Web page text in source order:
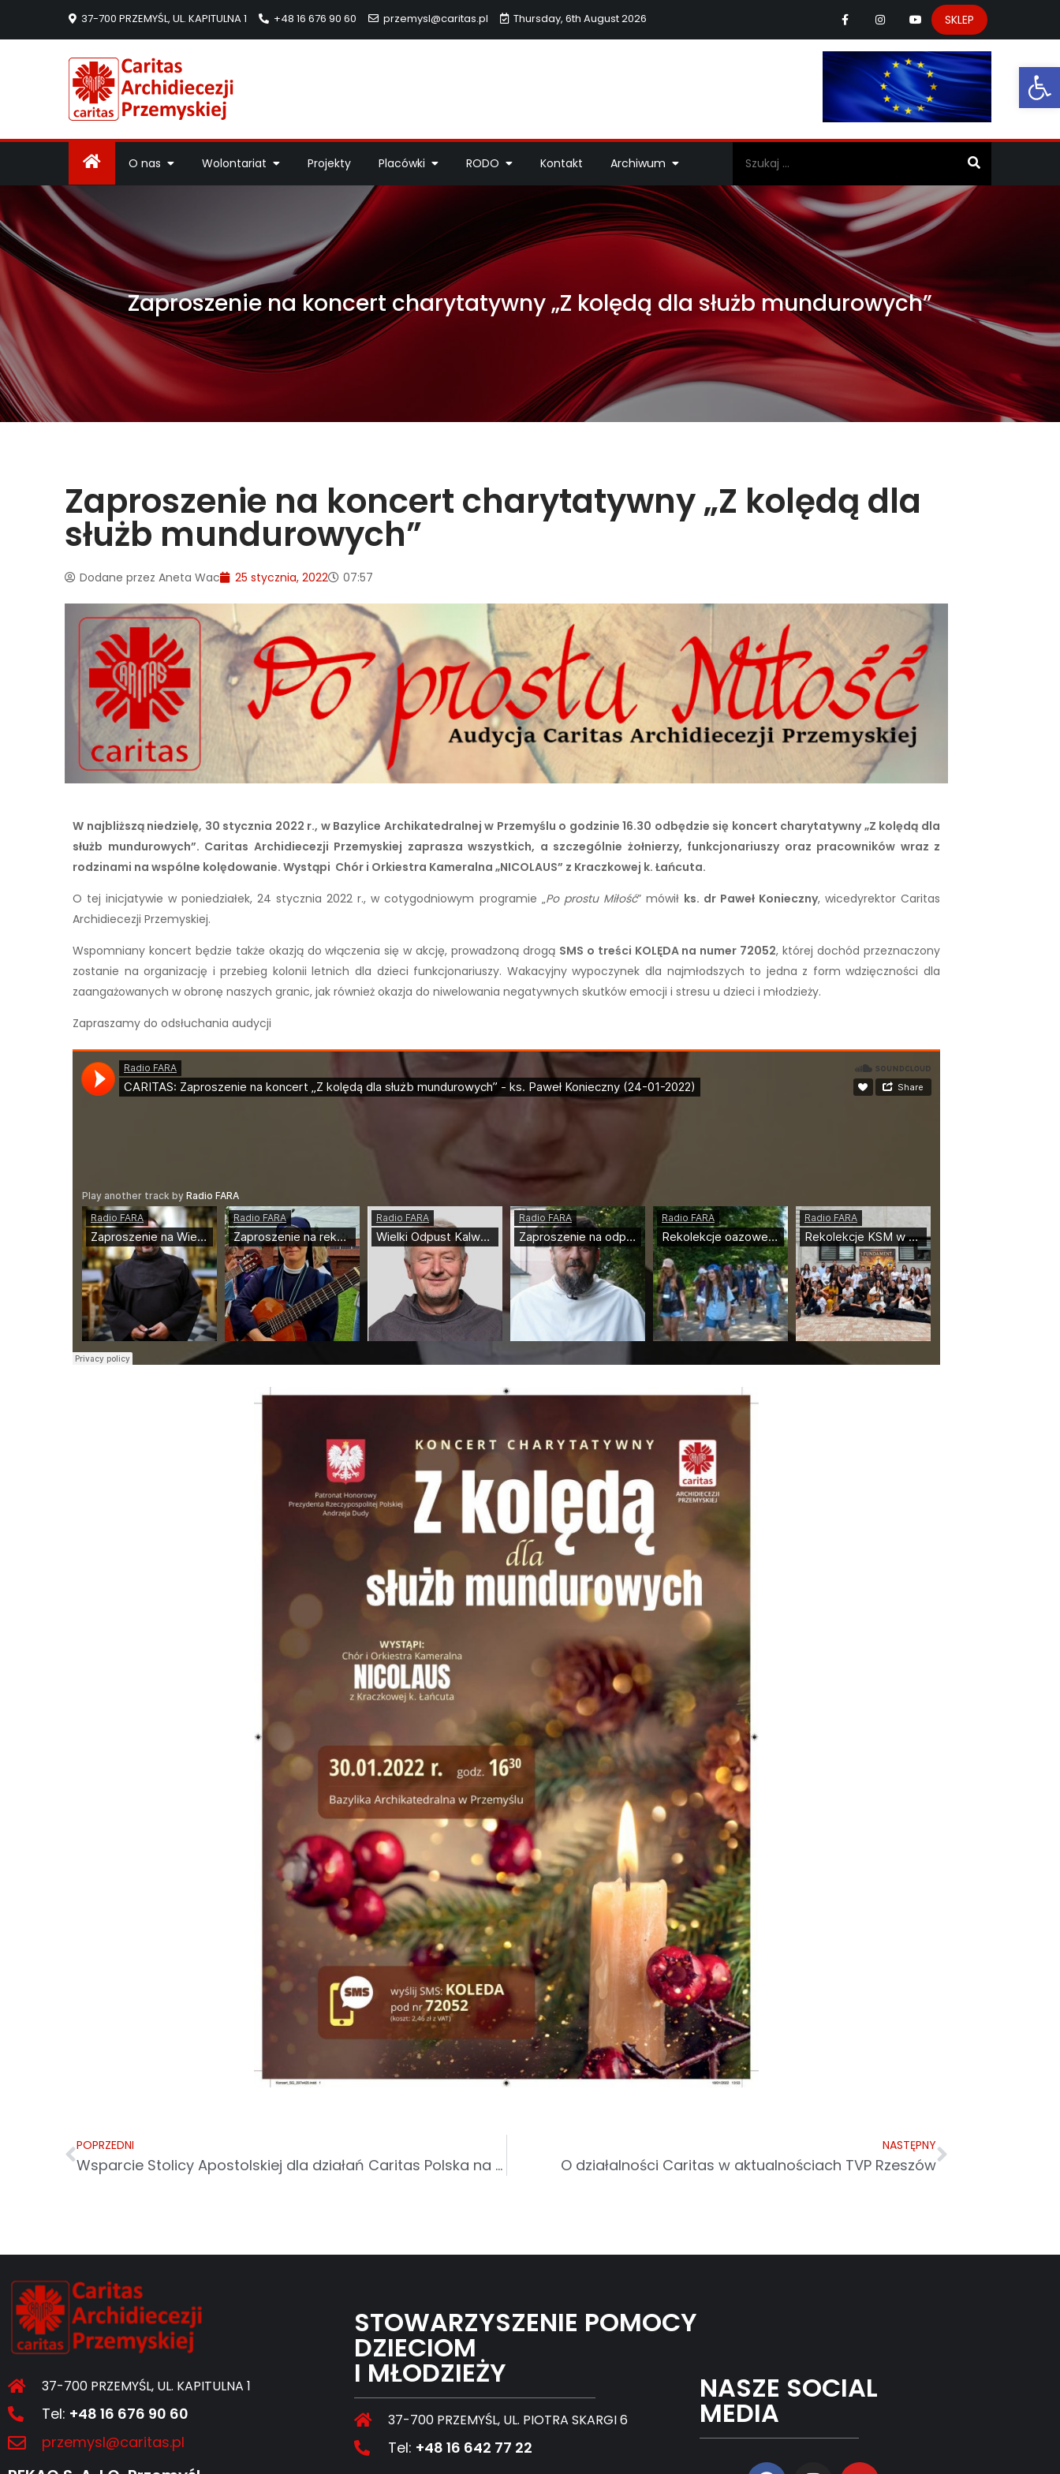
37-700 PRZEMYŚL, UL. KAPITULNA 1 +48 16 676 90 60 przemysl@caritas.pl Thursday, 6th August 2026 SKLEP
O nas Wolontariat Projekty Placówki RODO Kontakt Archiwum
Zaproszenie na koncert charytatywny „Z kolędą dla służb mundurowych”
Zaproszenie na koncert charytatywny „Z kolędą dla
służb mundurowych”
Dodane przez Aneta Wac 25 stycznia, 2022 07:57
W najbliższą niedzielę, 30 stycznia 2022 r., w Bazylice Archikatedralnej w Przemyślu o godzinie 16.30 odbędzie się koncert charytatywny„Z kolędą dla
służb mundurowych”. Caritas Archidiecezji Przemyskiej zaprasza wszystkich, a szczególnie żołnierzy, funkcjonariuszy oraz pracowników wraz z
rodzinami na wspólne kolędowanie. Wystąpi Chór i Orkiestra Kameralna „NICOLAUS” z Kraczkowej k. Łańcuta.
O tej inicjatywie w poniedziałek, 24 stycznia 2022 r., w cotygodniowym programie „Po prostu Miłość” mówił ks. dr Paweł Konieczny, wicedyrektor Caritas
Archidiecezji Przemyskiej.
Wspomniany koncert będzie także okazją do włączenia się w akcję, prowadzoną drogą SMS o treści KOLĘDA na numer 72052, której dochód przeznaczony
zostanie na organizację i przebieg kolonii letnich dla dzieci funkcjonariuszy. Wakacyjny wypoczynek dla najmłodszych to jedna z form wdzięczności dla
zaangażowanych w obronę naszych granic, jak również okazja do niwelowania negatywnych skutków emocji i stresu u dzieci i młodzieży.
Zapraszamy do odsłuchania audycji
POPRZEDNI
Wsparcie Stolicy Apostolskiej dla działań Caritas Polska na rzecz migrantów
NASTĘPNY
O działalności Caritas w aktualnościach TVP Rzeszów
37-700 PRZEMYŚL, UL. KAPITULNA 1
Tel: +48 16 676 90 60
przemysl@caritas.pl
STOWARZYSZENIE POMOCY
DZIECIOM
I MŁODZIEŻY
37-700 PRZEMYŚL, UL. PIOTRA SKARGI 6
Tel: +48 16 642 77 22
NASZE SOCIAL
MEDIA